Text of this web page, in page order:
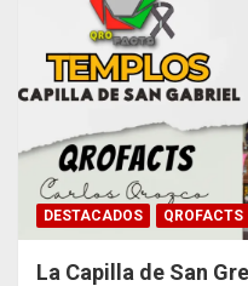
DESTACADOS QROFACTS
La Capilla de San